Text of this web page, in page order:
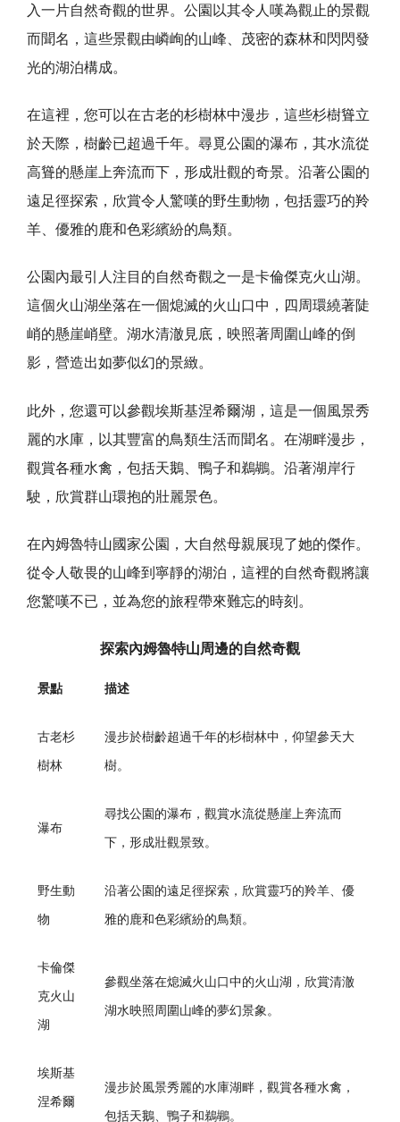
入一片自然奇觀的世界。公園以其令人嘆為觀止的景觀
而聞名，這些景觀由嶙峋的山峰、茂密的森林和閃閃發
光的湖泊構成。
在這裡，您可以在古老的杉樹林中漫步，這些杉樹聳立
於天際，樹齡已超過千年。尋覓公園的瀑布，其水流從
高聳的懸崖上奔流而下，形成壯觀的奇景。沿著公園的
遠足徑探索，欣賞令人驚嘆的野生動物，包括靈巧的羚
羊、優雅的鹿和色彩繽紛的鳥類。
公園內最引人注目的自然奇觀之一是卡倫傑克火山湖。
這個火山湖坐落在一個熄滅的火山口中，四周環繞著陡
峭的懸崖峭壁。湖水清澈見底，映照著周圍山峰的倒
影，營造出如夢似幻的景緻。
此外，您還可以參觀埃斯基涅希爾湖，這是一個風景秀
麗的水庫，以其豐富的鳥類生活而聞名。在湖畔漫步，
觀賞各種水禽，包括天鵝、鴨子和鵜鶘。沿著湖岸行
駛，欣賞群山環抱的壯麗景色。
在內姆魯特山國家公園，大自然母親展現了她的傑作。
從令人敬畏的山峰到寧靜的湖泊，這裡的自然奇觀將讓
您驚嘆不已，並為您的旅程帶來難忘的時刻。
探索內姆魯特山周邊的自然奇觀
景點 描述
古老杉
樹林
漫步於樹齡超過千年的杉樹林中，仰望參天大
樹。
瀑布
尋找公園的瀑布，觀賞水流從懸崖上奔流而
下，形成壯觀景致。
野生動
物
沿著公園的遠足徑探索，欣賞靈巧的羚羊、優
雅的鹿和色彩繽紛的鳥類。
卡倫傑
克火山
湖
參觀坐落在熄滅火山口中的火山湖，欣賞清澈
湖水映照周圍山峰的夢幻景象。
埃斯基
涅希爾
漫步於風景秀麗的水庫湖畔，觀賞各種水禽，
包括天鵝、鴨子和鵜鶘。